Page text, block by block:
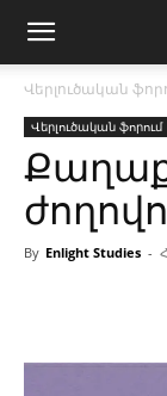
Վերլուծական
Վերլուծական ֆորում
By Enlight Studies -